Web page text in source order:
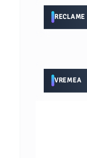
RECLAME
VREMEA